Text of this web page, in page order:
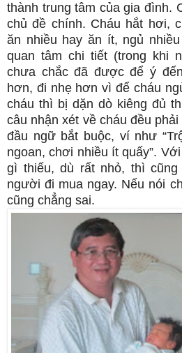
thành trung tâm của gia đình.
chủ đề chính. Cháu hắt hơi,
ăn nhiều hay ăn ít, ngủ
quan tâm chi tiết (trong khi
chưa chắc đã được để ý
hơn, đi nhẹ hơn vì để cháu
cháu thì bị dặn dò kiêng đủ
câu nhận xét về cháu đều phải
đầu ngữ bắt buộc, ví như
ngoan, chơi nhiều ít quấy”.
gì thiếu, dù rất nhỏ, thì
người đi mua ngay. Nếu nói
cũng chẳng sai.